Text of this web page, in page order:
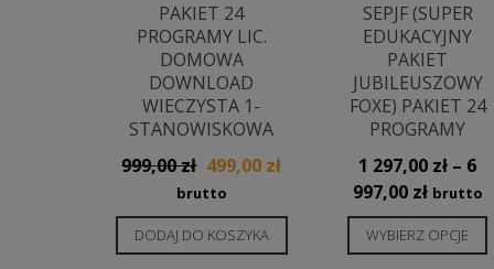
PAKIET 24
PROGRAMY LIC.
DOMOWA
DOWNLOAD
WIECZYSTA 1-
STANOWISKOWA
999,00zł Pierwotna
cena
wynosiła:
999,00 zł.
499,00 złAktualna
wynosi:
brutto
DODAJ DO KOSZYKA
SEPJF (SUPER
EDUKACYJNY
PAKIET
JUBILEUSZOWY
FOXE) PAKIET 24
PROGRAMY
1 297,00 zł – 6
997,00 złZakres
cen:
od
brutto
WYBIERZ OPCJE